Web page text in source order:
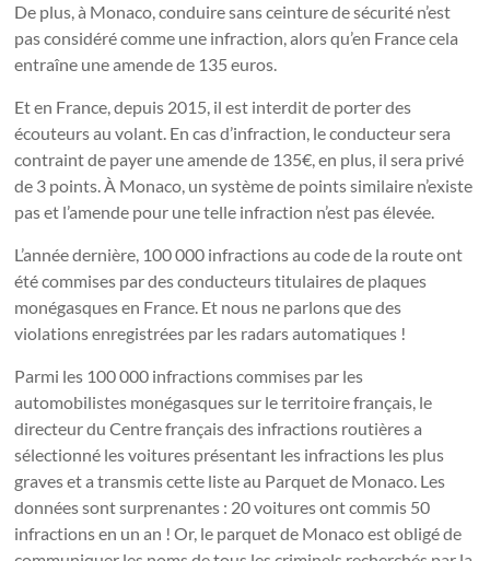
De plus, à Monaco, conduire sans ceinture de sécurité n’est
pas considéré comme une infraction, alors qu’en France cela
entraîne une amende de 135 euros.
Et en France, depuis 2015, il est interdit de porter des
écouteurs au volant. En cas d’infraction, le conducteur sera
contraint de payer une amende de 135€, en plus, il sera privé
de 3 points. À Monaco, un système de points similaire n’existe
pas et l’amende pour une telle infraction n’est pas élevée.
L’année dernière, 100 000 infractions au code de la route ont
été commises par des conducteurs titulaires de plaques
monégasques en France. Et nous ne parlons que des
violations enregistrées par les radars automatiques !
Parmi les 100 000 infractions commises par les
automobilistes monégasques sur le territoire français, le
directeur du Centre français des infractions routières a
sélectionné les voitures présentant les infractions les plus
graves et a transmis cette liste au Parquet de Monaco. Les
données sont surprenantes : 20 voitures ont commis 50
infractions en un an ! Or, le parquet de Monaco est obligé de